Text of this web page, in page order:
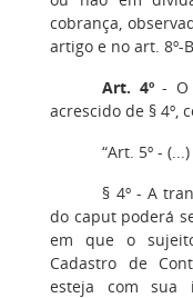
cobrança,
artigo e no art. 8º-
Art. 4º- O
acrescido de § 4º,
“Art. 5º - (...)
§ 4º - A
do caput poderá
em que o
Cadastro de
esteja com sua